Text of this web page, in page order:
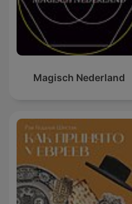
Magisch Nederland